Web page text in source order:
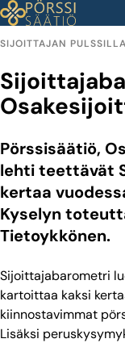
Siirry
sisältöön
SIJOITTAJAN PULSSILLA
Pörssisäätiö,
lehti teettävät
kertaa
Kyselyn
Tietoykkönen.
Sijoittajabarometri
kartoittaa kaksi
kiinnostavimmat
Lisäksi